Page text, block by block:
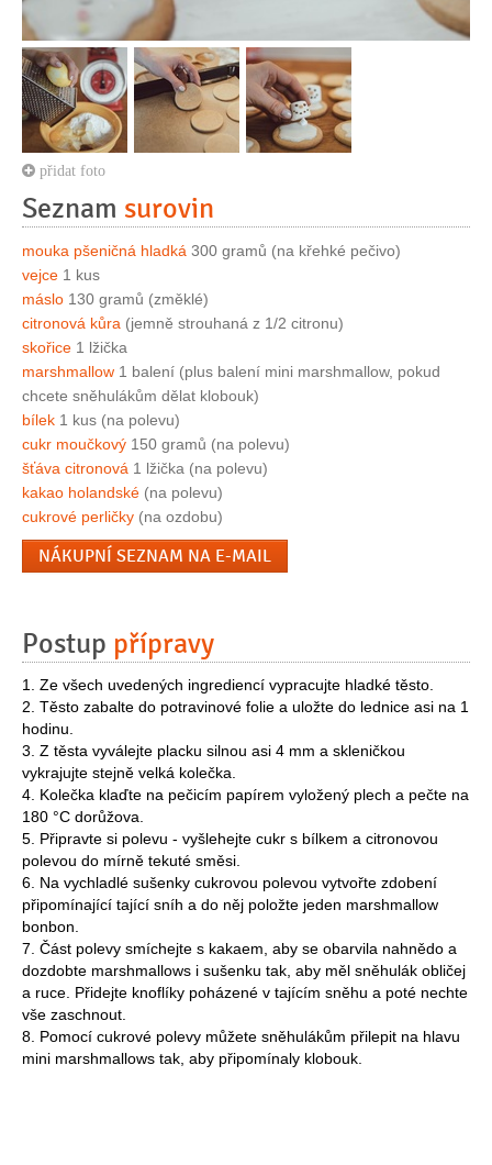
přidat foto
Seznam surovin
mouka pšeničná hladká 300 gramů (na křehké pečivo)
vejce 1 kus
máslo 130 gramů (změklé)
citronová kůra (jemně strouhaná z 1/2 citronu)
skořice 1 lžička
marshmallow 1 balení (plus balení mini marshmallow, pokud
chcete sněhulákům dělat klobouk)
bílek 1 kus (na polevu)
cukr moučkový 150 gramů (na polevu)
šťáva citronová 1 lžička (na polevu)
kakao holandské (na polevu)
cukrové perličky (na ozdobu)
NÁKUPNÍ SEZNAM NA E-MAIL
Postup přípravy
1. Ze všech uvedených ingrediencí vypracujte hladké těsto.
2. Těsto zabalte do potravinové folie a uložte do lednice asi na 1
hodinu.
3. Z těsta vyválejte placku silnou asi 4 mm a skleničkou
vykrajujte stejně velká kolečka.
4. Kolečka klaďte na pečicím papírem vyložený plech a pečte na
180 °C dorůžova.
5. Připravte si polevu - vyšlehejte cukr s bílkem a citronovou
polevou do mírně tekuté směsi.
6. Na vychladlé sušenky cukrovou polevou vytvořte zdobení
připomínající tající sníh a do něj položte jeden marshmallow
bonbon.
7. Část polevy smíchejte s kakaem, aby se obarvila nahnědo a
dozdobte marshmallows i sušenku tak, aby měl sněhulák obličej
a ruce. Přidejte knoflíky poházené v tajícím sněhu a poté nechte
vše zaschnout.
8. Pomocí cukrové polevy můžete sněhulákům přilepit na hlavu
mini marshmallows tak, aby připomínaly klobouk.